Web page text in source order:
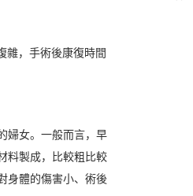
雜，手術後康復時間
婦女。一般而言，早
料製成，比較粗比較
身體的傷害小、術後